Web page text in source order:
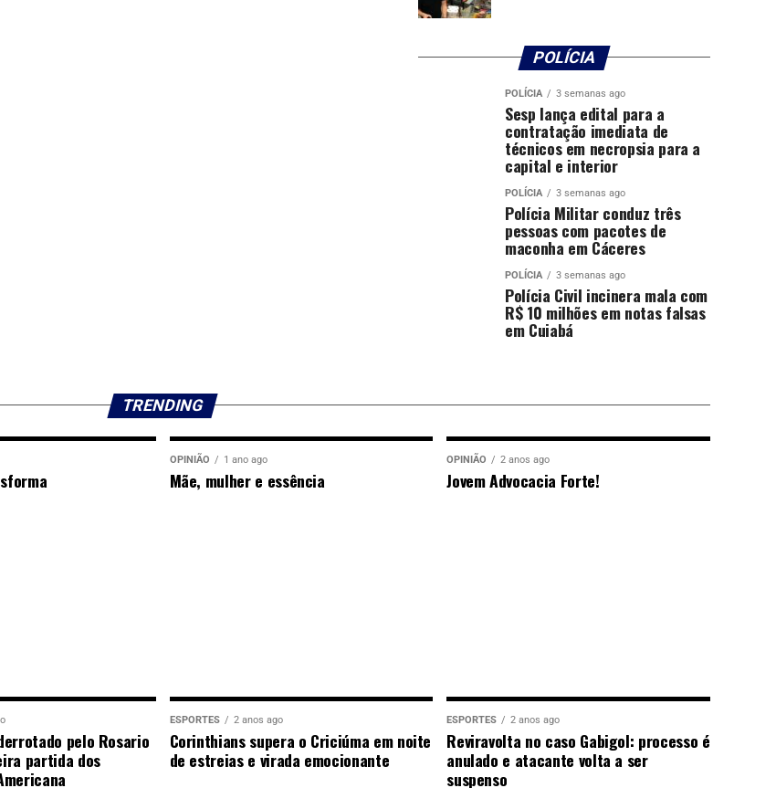
POLÍCIA
POLÍCIA 3 semanas ago
Sesp lança edital para a
contratação imediata de
técnicos em necropsia para a
capital e interior
POLÍCIA 3 semanas ago
Polícia Militar conduz três
pessoas com pacotes de
maconha em Cáceres
POLÍCIA 3 semanas ago
Polícia Civil incinera mala com
R$ 10 milhões em notas falsas
em Cuiabá
TRENDING
OPINIÃO 1 ano ago
Mãe, mulher e essência
OPINIÃO 2 anos ago
Jovem Advocacia Forte!
pelo Rosario
partida dos
ESPORTES 2 anos ago
Corinthians supera o Criciúma em noite
de estreias e virada emocionante
ESPORTES 2 anos ago
Reviravolta no caso Gabigol: processo é
anulado e atacante volta a ser
suspenso